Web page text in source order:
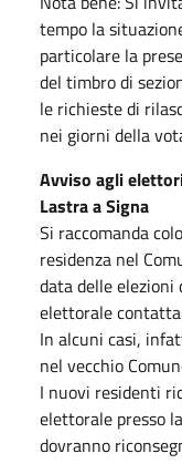
tempo la
particolare la
del timbro di
le richieste di
nei giorni della
Avviso agli
Lastra a Signa
Si raccomanda
residenza nel
data delle
elettorale
In alcuni casi,
nel vecchio
I nuovi residenti
elettorale presso
dovranno